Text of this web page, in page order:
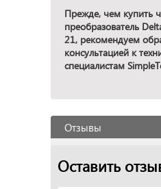
Прежде, чем купить
преобразователь
21, рекомендуем
консультацией к
специалистам
Отзывы
Оставить